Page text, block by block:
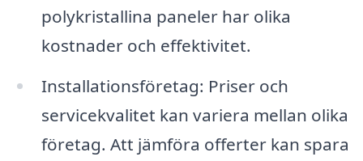
polykristallina paneler har olika
kostnader och effektivitet.
Installationsföretag: Priser och
servicekvalitet kan variera mellan olika
företag. Att jämföra offerter kan spara